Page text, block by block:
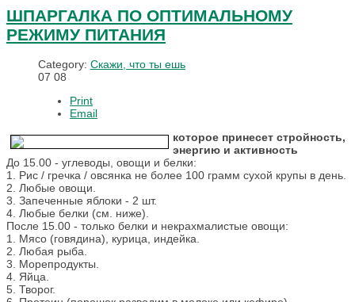
ШПАРГАЛКА ПО ОПТИМАЛЬНОМУ
РЕЖИМУ ПИТАНИЯ
Category: Скажи, что ты ешь
07 08
Print
Email
которое принесет стройность,
энергию и активность
До 15.00 - углеводы, овощи и белки:
1. Рис / гречка / овсянка не более 100 грамм сухой крупы в день.
2. Любые овощи.
3. Запеченные яблоки - 2 шт.
4. Любые белки (см. ниже).
После 15.00 - только белки и некрахмалистые овощи:
1. Мясо (говядина), курица, индейка.
2. Любая рыба.
3. Морепродукты.
4. Яйца.
5. Творог.